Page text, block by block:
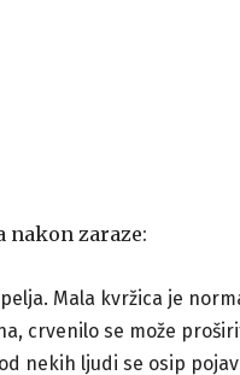
nakon zaraze:
Mala kvržica je
crvenilo se može
nekih ljudi se osip